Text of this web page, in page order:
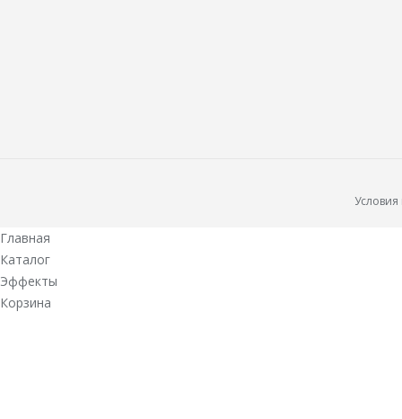
Главная
Каталог
Эффекты
Корзина